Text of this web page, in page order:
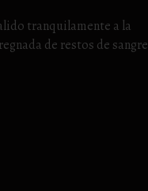
tranquilamente a la
de restos de sangre